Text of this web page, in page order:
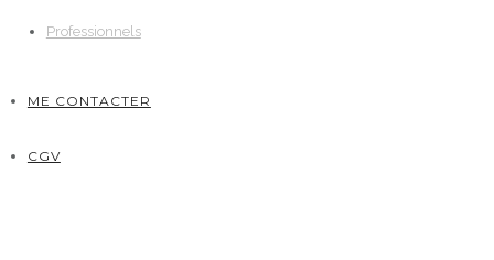
Professionnels
ME CONTACTER
CGV